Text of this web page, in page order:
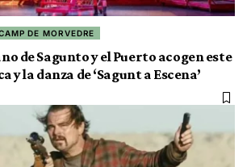
DE MORVEDRE
de Sagunto y el Puerto acogen este
y la danza de ‘Sagunt a Escena’